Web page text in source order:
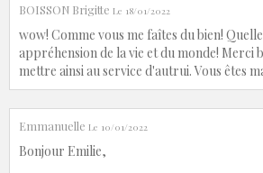
BOISSON Brigitte Le 18/01/2022
wow! Comme vous me faîtes du bien!
appréhension de la vie et du monde! Merci
mettre ainsi au service d'autrui. Vous êtes
Emmanuelle Le 10/01/2022
Bonjour Emilie,